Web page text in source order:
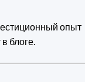
опыт
блоге.